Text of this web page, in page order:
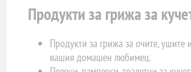
Продукти за грижа за
Продукти за грижа за очите, ушите
вашия домашен любимец.